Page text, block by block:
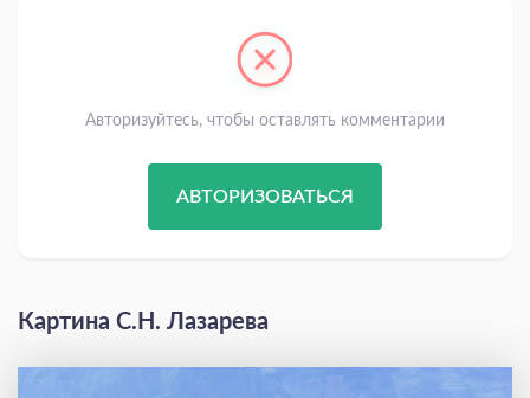
Авторизуйтесь, чтобы оставлять комментарии
АВТОРИЗОВАТЬСЯ
Картина С.Н. Лазарева